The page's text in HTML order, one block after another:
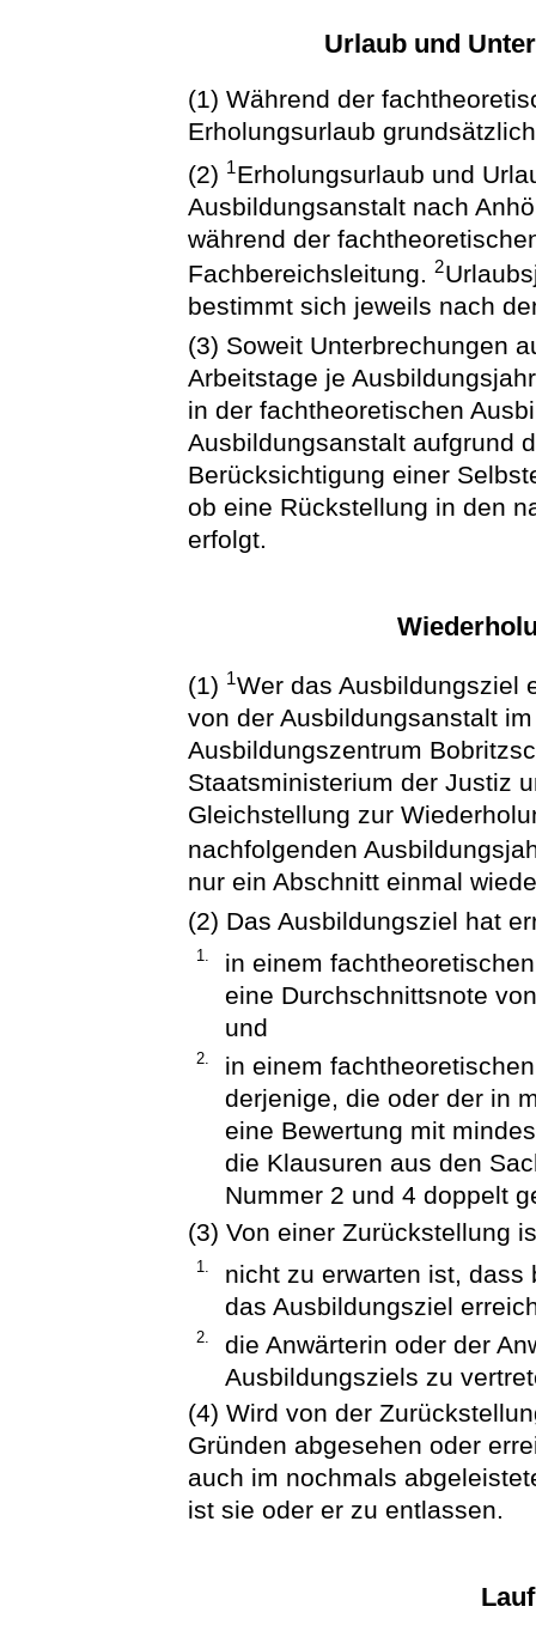
Urlaub und
(1) Während der
Erholungsurlaub
(2) 1Erholungsurlaub und
Ausbildungsanstalt nach
während der
Fachbereichsleitung.2
bestimmt sich jeweils nach
(3) Soweit Unterbrechungen
Arbeitstage je
in der fachtheoretischen
Ausbildungsanstalt aufgrund
Berücksichtigung einer
ob eine Rückstellung in den
erfolgt.
(1) 1Wer das Ausbildungsziel
von der Ausbildungsanstalt
Ausbildungszentrum
Staatsministerium der Justiz
Gleichstellung zur
nachfolgenden
nur ein Abschnitt einmal
(2) Das Ausbildungsziel hat
1.
in einem
eine Durchschnittsnote
und
2.
in einem
derjenige, die oder der in
eine Bewertung mit
die Klausuren aus den
Nummer 2 und 4 doppelt
(3) Von einer Zurückstellung
1.
nicht zu erwarten ist, dass
das Ausbildungsziel
2.
die Anwärterin oder der
Ausbildungsziels zu
(4) Wird von der
Gründen abgesehen oder
auch im nochmals
ist sie oder er zu entlassen.